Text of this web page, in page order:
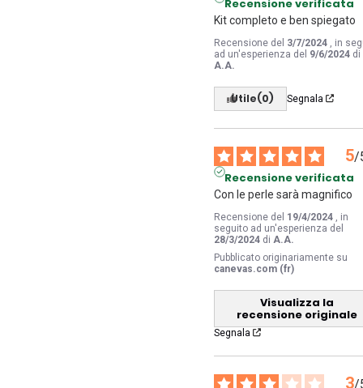
Recensione verificata
Kit completo e ben spiegato
Recensione del 3/7/2024
, in
ad un'esperienza del 9/6/2024 di
A.A.
Utile(0) Segnala
5/
Recensione verificata
Con le perle sarà magnifico
Recensione del 19/4/2024
, in
seguito ad un'esperienza del
28/3/2024 di A.A.
Pubblicato originariamente su
canevas.com (fr)
Visualizza la
recensione originale
Segnala
3/